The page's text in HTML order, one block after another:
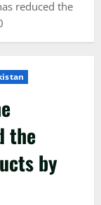
reduced the
the
by